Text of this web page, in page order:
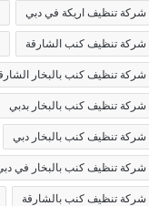
شركة تنظيف اريكة في دبي
شركة تنظيف كنب الشارقة
شركة تنظيف كنب بالبخار
شركة تنظيف كنب بالبخار بدبي
شركة تنظيف كنب بالبخار دبي
شركة تنظيف كنب بالبخار في
شركة تنظيف كنب بالشارقة